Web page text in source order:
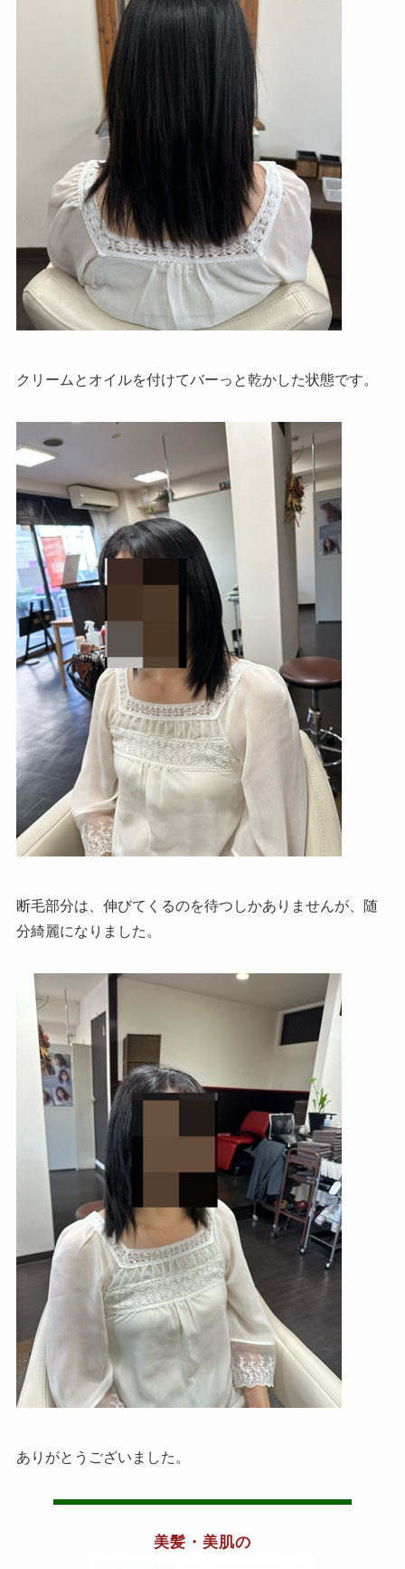
クリームとオイルを付けてバーっと乾かした状態です。
断毛部分は、伸びてくるのを待つしかありませんが、随
分綺麗になりました。
ありがとうございました。
美髪・美肌の